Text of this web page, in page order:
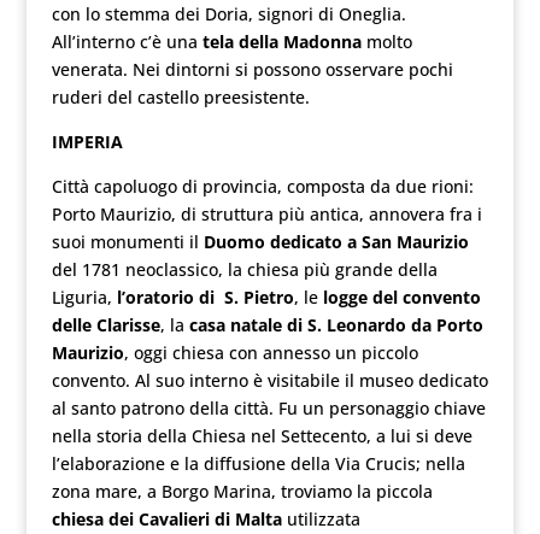
con lo stemma dei Doria, signori di Oneglia.
All’interno c’è una tela della Madonna molto
venerata. Nei dintorni si possono osservare pochi
ruderi del castello preesistente.
IMPERIA
Città capoluogo di provincia, composta da due rioni:
Porto Maurizio, di struttura più antica, annovera fra i
suoi monumenti il Duomo dedicato a San Maurizio
del 1781 neoclassico, la chiesa più grande della
Liguria, l’oratorio di S. Pietro, le logge del convento
delle Clarisse, la casa natale di S. Leonardo da Porto
Maurizio, oggi chiesa con annesso un piccolo
convento. Al suo interno è visitabile il museo dedicato
al santo patrono della città. Fu un personaggio chiave
nella storia della Chiesa nel Settecento, a lui si deve
l’elaborazione e la diffusione della Via Crucis; nella
zona mare, a Borgo Marina, troviamo la piccola
chiesa dei Cavalieri di Maltautilizzata